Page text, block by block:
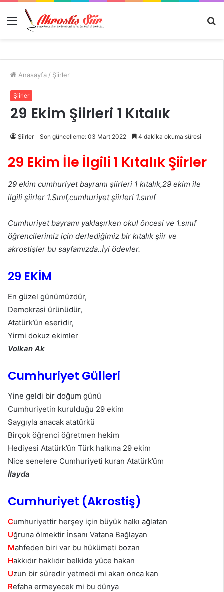
Menü
Anasayfa / Şiirler
Şiirler
29 Ekim Şiirleri 1 Kıtalık
Şiirler Son güncelleme: 03 Mart 2022 4 dakika okuma süresi
29 Ekim İle İlgili 1 Kıtalık Şiirler
29 ekim cumhuriyet bayramı şiirleri 1 kıtalık,29 ekim ile
ilgili şiirler 1.Sınıf,cumhuriyet şiirleri 1.sınıf
Cumhuriyet bayramı yaklaşırken okul öncesi ve 1.sınıf
öğrencilerimiz için derlediğimiz bir kıtalık şiir ve
akrostişler bu sayfamızda..İyi ödevler.
29 EKİM
En güzel günümüzdür,
Demokrasi ürünüdür,
Atatürk’ün eseridir,
Yirmi dokuz ekimler
Volkan Ak
Cumhuriyet Gülleri
Yine geldi bir doğum günü
Cumhuriyetin kurulduğu 29 ekim
Saygıyla anacak atatürkü
Birçok öğrenci öğretmen hekim
Hediyesi Atatürk’ün Türk halkına 29 ekim
Nice senelere Cumhuriyeti kuran Atatürk’üm
İlayda
Cumhuriyet (Akrostiş)
Cumhuriyettir herşey için büyük halkı ağlatan
Uğruna ölmektir İnsanı Vatana Bağlayan
Mahfeden biri var bu hükümeti bozan
Hakkıdır haklıdır belkide yüce hakan
Uzun bir süredir yetmedi mi akan onca kan
Refaha ermeyecek mi bu dünya